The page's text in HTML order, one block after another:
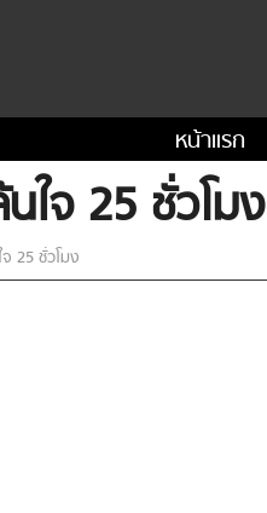
หน้าแรก
ใจ 25 ชั่วโมง
25 ชั่วโมง